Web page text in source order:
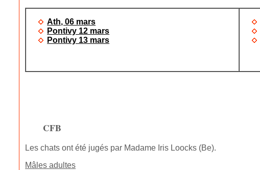
Ath, 06 mars
Pontivy 12 mars
Pontivy 13 mars
CFB
Les chats ont été jugés par Madame Iris Loocks (Be).
Mâles adultes